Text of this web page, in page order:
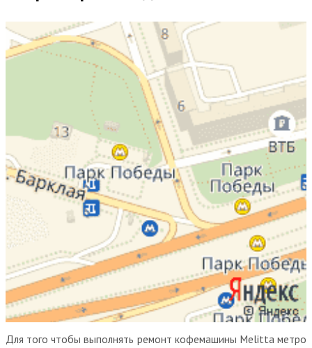
Для того чтобы выполнять ремонт кофемашины Melitta метро